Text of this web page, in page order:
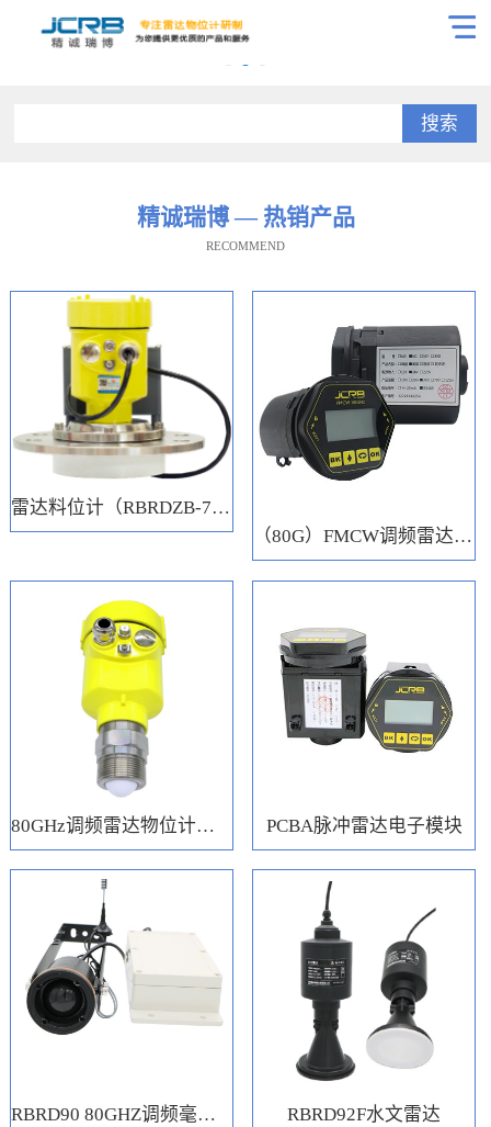
搜索
精诚瑞博 — 热销产品
RECOMMEND
雷达料位计（RBRDZB-71-6-C）
（80G）FMCW调频雷达电子模块
80GHz调频雷达物位计（RBRD71） PCBA脉冲雷达电子模块
RBRD90 80GHZ调频毫米波水位计 RBRD92F水文雷达